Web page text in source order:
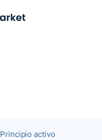
Principio activo